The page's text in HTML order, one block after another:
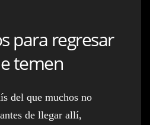
para regresar
temen
del que muchos no
de llegar allí,